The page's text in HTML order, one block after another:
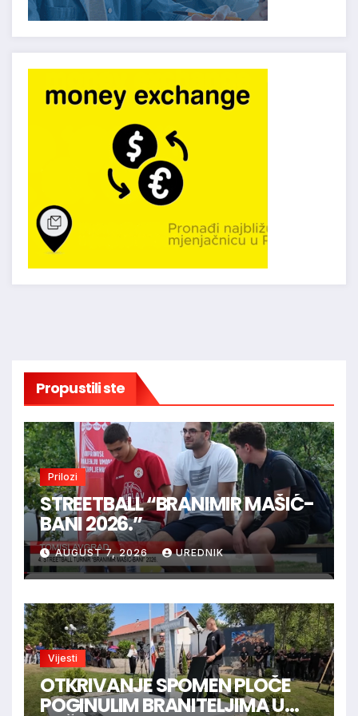
Propustili ste
Prilozi
STREETBALL “BRANIMIR MAŠIĆ-
BANI 2026.”
AUGUST 7, 2026 UREDNIK
Vijesti
OTKRIVANJE SPOMEN PLOČE
POGINULIM BRANITELJIMA U